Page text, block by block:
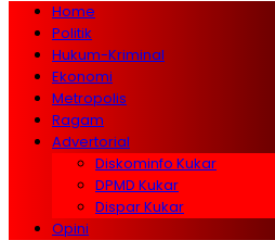
Home
Politik
Hukum-Kriminal
Ekonomi
Metropolis
Ragam
Advertorial
Diskominfo Kukar
DPMD Kukar
Dispar Kukar
Opini